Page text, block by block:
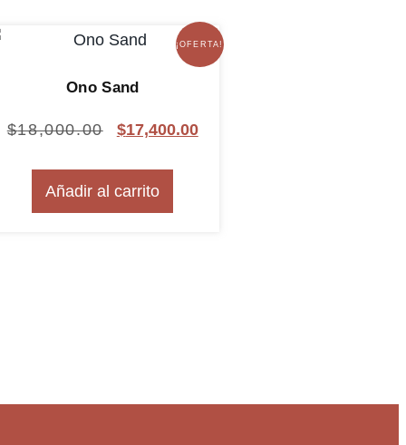
¡OFERTA!
Ono Sand
$18,000.00 $17,400.00
Añadir al carrito